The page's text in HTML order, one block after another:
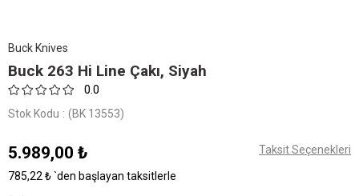
Buck Knives
Buck 263 Hi Line Çakı, Siyah
0.0
Stok Kodu (BK 13553)
5.989,00 ₺ Taksit Seçenekleri
785,22 ₺`den başlayan taksitlerle